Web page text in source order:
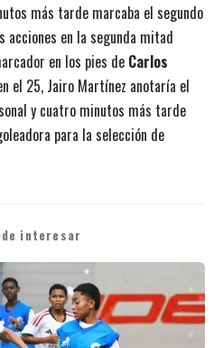
más tarde marcaba el segundo
acciones en la segunda mitad
en los pies de Carlos
el 25, Jairo Martínez anotaría el
y cuatro minutos más tarde
para la selección de
interesar